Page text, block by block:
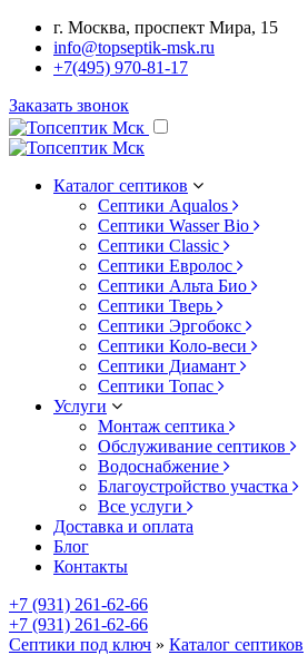
г. Москва, проспект Мира, 15
info@topseptik-msk.ru
+7(495) 970-81-17
Заказать звонок
Каталог септиков
Септики Aqualos
Септики Wasser Bio
Септики Classic
Септики Евролос
Септики Альта Био
Септики Тверь
Септики Эргобокс
Септики Коло-веси
Септики Диамант
Септики Топас
Услуги
Монтаж септика
Обслуживание септиков
Водоснабжение
Благоустройство участка
Все услуги
Доставка и оплата
Блог
Контакты
+7 (931) 261-62-66
+7 (931) 261-62-66
Септики под ключ » Каталог септиков